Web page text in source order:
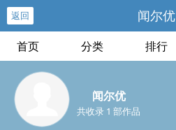
返回 闻尔优
首页 分类 排行
闻尔优
共收录 1 部作品